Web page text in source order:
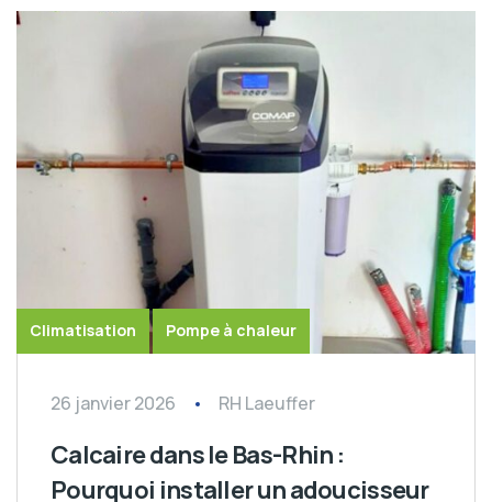
Climatisation Pompe à chaleur
26 janvier 2026 RH Laeuffer
Calcaire dans le Bas-Rhin :
Pourquoi installer un adoucisseur